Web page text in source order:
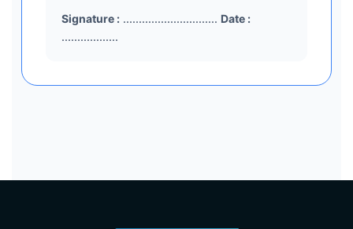
Signature : .............................. Date :
..................